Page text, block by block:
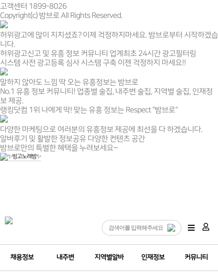
고객센터 1899-8026
Copyright(c) 밤브로 All Rights Reserved.
허위광고에 많이 지치셨죠? 이제 걱정하지마세요. 밤브로부터 시작하겠습
니다.
허위광고신고 및 유흥 정보 커뮤니티 업계최초 24시간 광고필터링
시스템 사전 광고등록 심사 시스템 구축 이젠 걱정하지 마세요!!
말하지 않아도 느낌 딱 오는 유흥정보는 밤브로
No.1 유흥 정보 커뮤니티! 업종별 술집, 내주변 술집, 지역별 술집, 인재정
보 제공.
랭킹닷컴 1위 나에게 딱! 맞는 유흥 정보는 Respect "밤브로"
다양한 마케팅으로 여러분의 유흥정보 제공에 최선을 다 하겠습니다.
알바후기 및 활발한 정보공유 다양한 컨텐츠 공간
밤브로만의 특별한 혜택을 누려보세요~
채용정보 내주변 지역별알바 인재정보 커뮤니티